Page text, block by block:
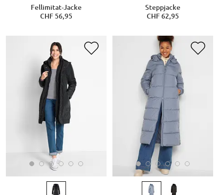
Fellimitat-Jacke
CHF 56,95
Steppjacke
CHF 62,95